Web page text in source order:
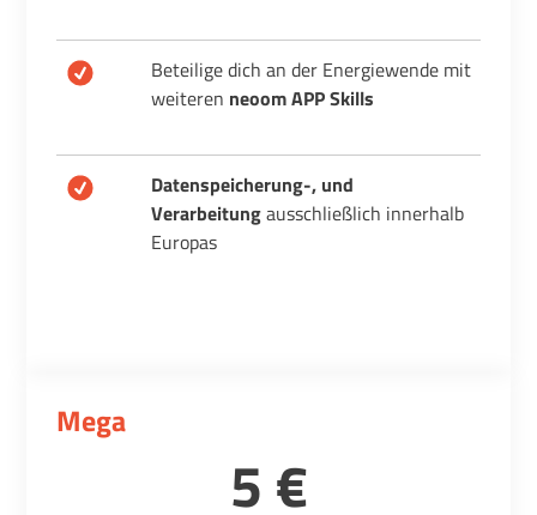
Beteilige dich an der Energiewende mit
weiteren neoom APP Skills
Datenspeicherung-, und
Verarbeitungausschließlich innerhalb
Europas
Mega
5 €